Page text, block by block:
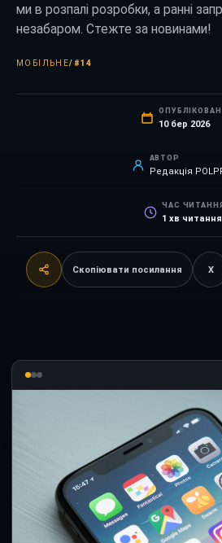
ми в розпалі розробки, а ранні
незабаром. Стежте за новинами!
МОБІЛЬНЕ/ #14
10 бер 2026
АВТОР
Редакція
ЧАС ЧИТАННЯ
1 хв читання
Скопіювати посилання X